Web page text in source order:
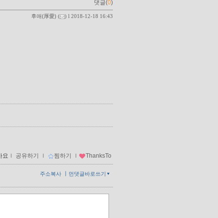
댓글(0)
후애(厚愛) ( ) l 2018-12-18 16:43
요 ｌ 공유하기 ｌ 찜하기 ｌ ThanksTo
먼댓글바로쓰기
주소복사 ㅣ